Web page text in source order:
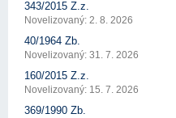
343/2015 Z.z.
Novelizovaný: 2. 8. 2026
40/1964 Zb.
Novelizovaný: 31. 7. 2026
160/2015 Z.z.
Novelizovaný: 15. 7. 2026
369/1990 Zb.